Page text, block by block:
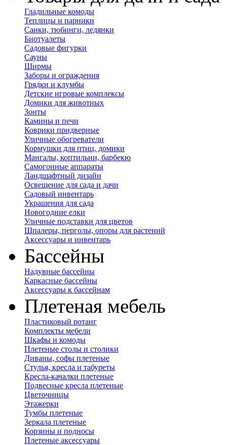
Гладильные комоды
Теплицы и парники
Санки, тюбинги, ледянки
Биотуалеты
Садовые фигурки
Сауны
Ширмы
Заборы и ограждения
Грядки и клумбы
Детские игровые комплексы
Домики для животных
Зонты
Камины и печи
Коврики придверные
Уличные обогреватели
Кормушки для птиц, домики
Мангалы, коптильни, барбекю
Самогонные аппараты
Ландшафтный дизайн
Освещение для сада и дачи
Садовый инвентарь
Украшения для сада
Новогодние елки
Уличные подставки для цветов
Шпалеры, перголы, опоры для растений
Аксессуары и инвентарь
Бассейны
Надувные бассейны
Каркасные бассейны
Аксессуары к бассейнам
Плетеная мебель
Пластиковый ротанг
Комплекты мебели
Шкафы и комоды
Плетеные столы и столики
Диваны, софы плетеные
Стулья, кресла и табуреты
Кресла-качалки плетеные
Подвесные кресла плетеные
Цветочницы
Этажерки
Тумбы плетеные
Зеркала плетеные
Корзины и подносы
Плетеные аксессуары